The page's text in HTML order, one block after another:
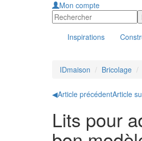
Mon compte
Inspirations
IDmaison Bricolage
◀Article précédentArticle
Lits pour